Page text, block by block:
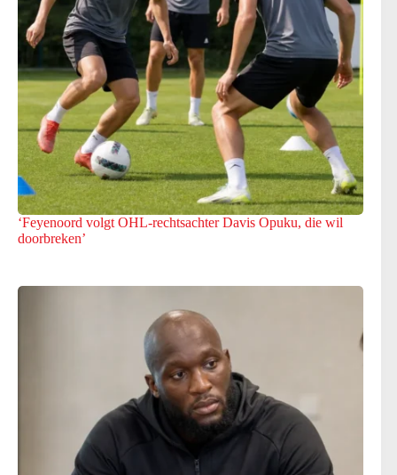
‘Feyenoord volgt OHL-rechtsachter Davis Opuku, die wil
doorbreken’